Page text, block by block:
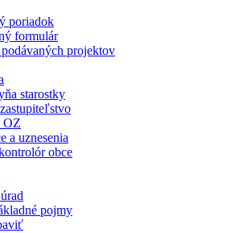
poriadok
formulár
projektov
starostky
OZ
a uznesenia
obce
pojmy